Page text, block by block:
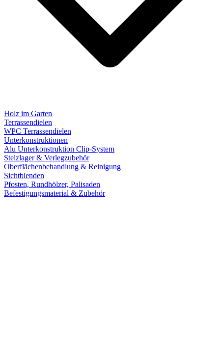
Holz im Garten
Terrassendielen
WPC Terrassendielen
Unterkonstruktionen
Alu Unterkonstruktion Clip-System
Stelzlager & Verlegzubehör
Oberflächenbehandlung & Reinigung
Sichtblenden
Pfosten, Rundhölzer, Palisaden
Befestigungsmaterial & Zubehör